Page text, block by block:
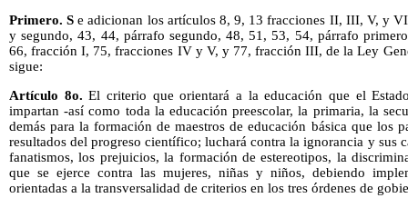
Primero. S e adicionan los artículos 8, 9, 13 fracciones II, III, V, y
y segundo, 43, 44, párrafo segundo, 48, 51, 53, 54, párrafo
66, fracción I, 75, fracciones IV y V, y 77, fracción III, de la Ley
sigue:
Artículo 8o. El criterio que orientará a la educación que el
impartan -así como toda la educación preescolar, la primaria, la
demás para la formación de maestros de educación básica que los
resultados del progreso científico; luchará contra la ignorancia y sus
fanatismos, los prejuicios, la formación de estereotipos, la
que se ejerce contra las mujeres, niñas y niños, debiendo
orientadas a la transversalidad de criterios en los tres órdenes de